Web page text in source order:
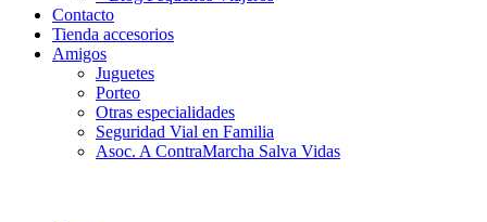
Contacto
Tienda accesorios
Amigos
Juguetes
Porteo
Otras especialidades
Seguridad Vial en Familia
Asoc. A ContraMarcha Salva Vidas